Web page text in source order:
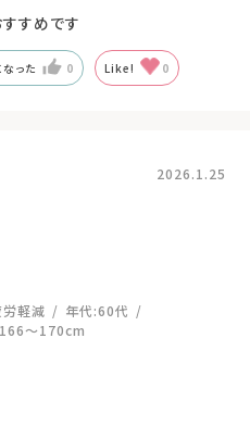
すすめです
った 0 Like! 0
2026.1.25
軽減 年代:60代
166～170cm